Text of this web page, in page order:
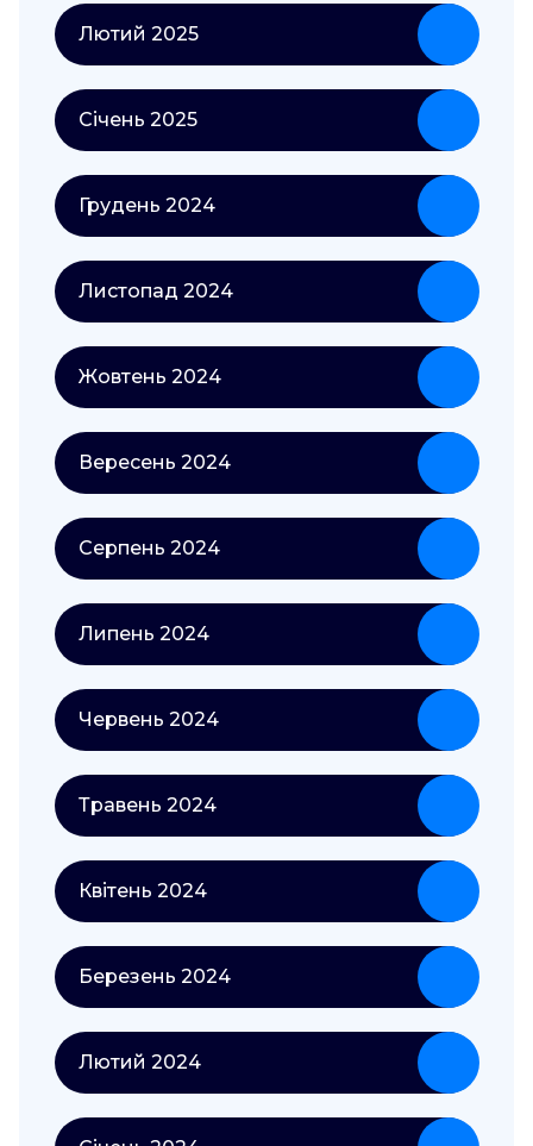
Лютий 2025
Січень 2025
Грудень 2024
Листопад 2024
Жовтень 2024
Вересень 2024
Серпень 2024
Липень 2024
Червень 2024
Травень 2024
Квітень 2024
Березень 2024
Лютий 2024